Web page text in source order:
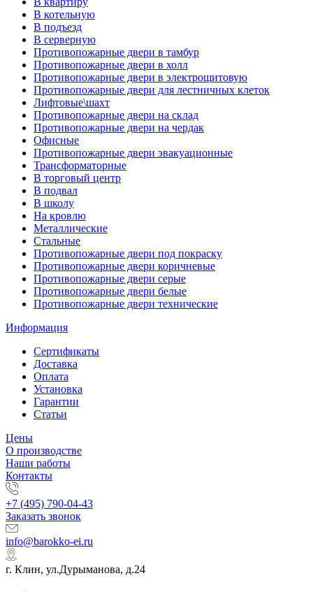
В котельную
В подъезд
В серверную
Противопожарные двери в тамбур
Противопожарные двери в холл
Противопожарные двери в электрощитовую
Противопожарные двери для лестничных клеток
Лифтовые\шахт
Противопожарные двери на склад
Противопожарные двери на чердак
Офисные
Противопожарные двери эвакуационные
Трансформаторные
В торговый центр
В подвал
В школу
На кровлю
Металлические
Стальные
Противопожарные двери под покраску
Противопожарные двери коричневые
Противопожарные двери серые
Противопожарные двери белые
Противопожарные двери технические
Информация
Сертификаты
Доставка
Оплата
Установка
Гарантии
Статьи
Цены
О производстве
Наши работы
Контакты
+7 (495) 790-04-43
Заказать звонок
info@barokko-ei.ru
г. Клин, ул.Дурыманова, д.24